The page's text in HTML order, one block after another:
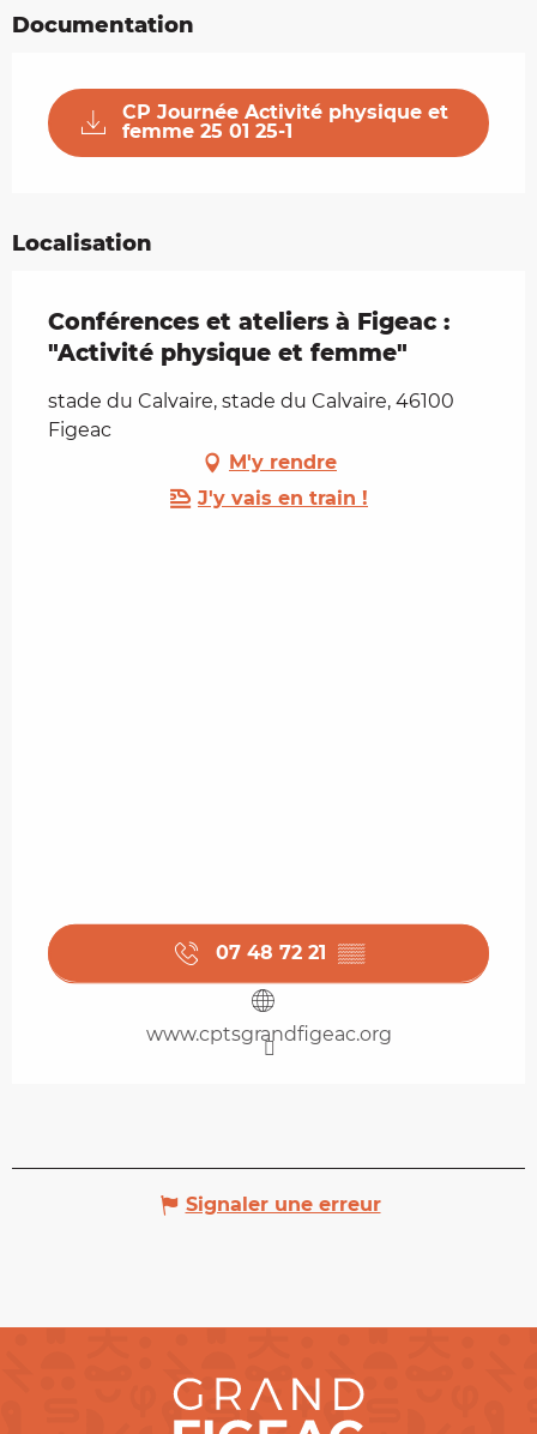
Documentation
CP Journée Activité physique et
femme 25 01 25-1
Localisation
Conférences et ateliers à Figeac :
"Activité physique et femme"
stade du Calvaire, stade du Calvaire, 46100
Figeac
M'y rendre
J'y vais en train !
07 48 72 21 ▒▒
www.cptsgrandfigeac.org
Signaler une erreur